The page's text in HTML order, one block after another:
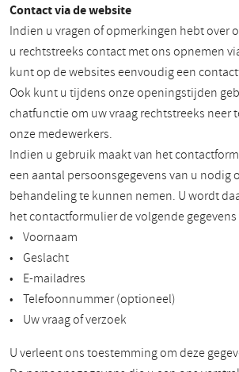
Contact via de website
Indien u vragen of opmerkingen hebt over
u rechtstreeks contact met ons opnemen
kunt op de websites eenvoudig een
Ook kunt u tijdens onze openingstijden
chatfunctie om uw vraag rechtstreeks neer
onze medewerkers.
Indien u gebruik maakt van het
een aantal persoonsgegevens van u nodig
behandeling te kunnen nemen. U wordt
het contactformulier de volgende
• Voornaam
• Geslacht
• E-mailadres
• Telefoonnummer (optioneel)
• Uw vraag of verzoek
U verleent ons toestemming om deze